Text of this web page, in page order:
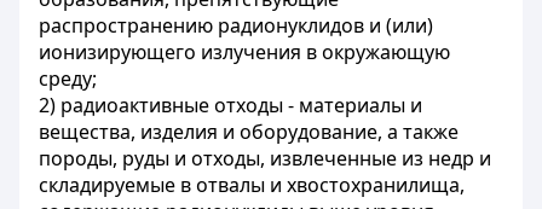
распространению радионуклидов и (или)
ионизирующего излучения в окружающую
среду;
2) радиоактивные отходы - материалы и
вещества, изделия и оборудование, а также
породы, руды и отходы, извлеченные из недр и
складируемые в отвалы и хвостохранилища,